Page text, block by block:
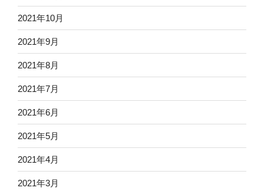
2021年10月
2021年9月
2021年8月
2021年7月
2021年6月
2021年5月
2021年4月
2021年3月